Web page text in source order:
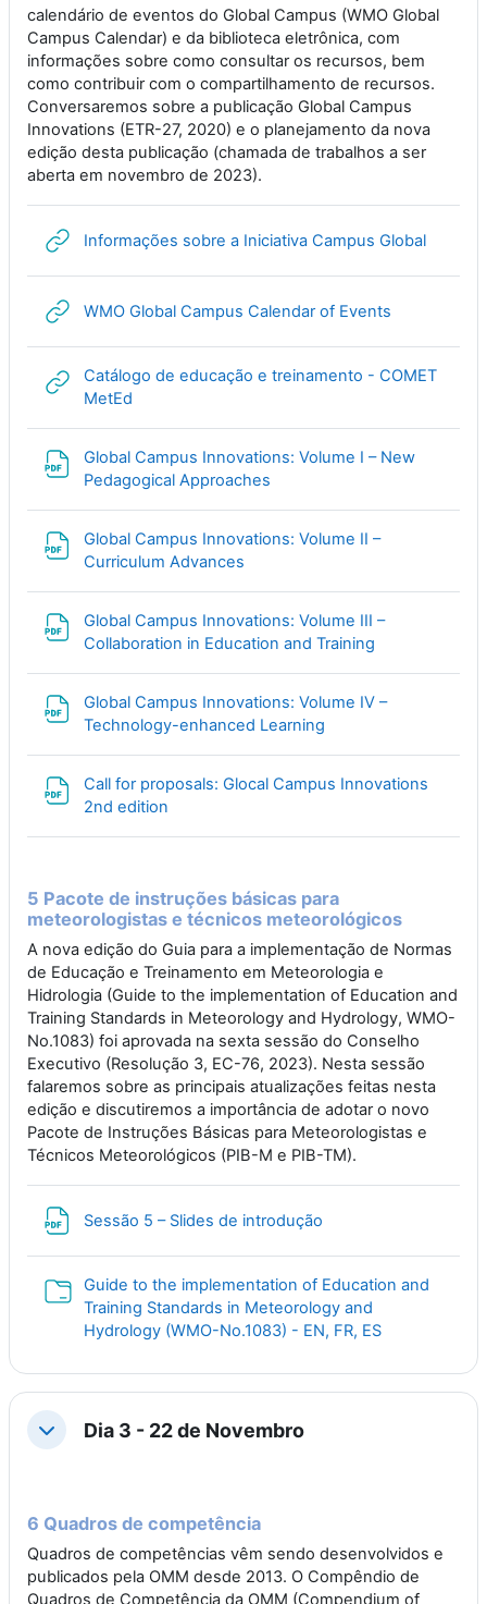
calendário de eventos do Global Campus (WMO Global
Campus Calendar) e da biblioteca eletrônica, com
informações sobre como consultar os recursos, bem
como contribuir com o compartilhamento de recursos.
Conversaremos sobre a publicação Global Campus
Innovations (ETR-27, 2020) e o planejamento da nova
edição desta publicação (chamada de trabalhos a ser
aberta em novembro de 2023).
Informações sobre a Iniciativa Campus GlobalURL
WMO Global Campus Calendar of Events
Catálogo de educação e treinamento - COMET
MetEd
Global Campus Innovations: Volume I – New
Pedagogical Approaches
Global Campus Innovations: Volume II –
Curriculum Advances
Global Campus Innovations: Volume III –
Collaboration in Education and Training
Global Campus Innovations: Volume IV –
Technology-enhanced Learning
Call for proposals: Glocal Campus Innovations
2nd edition
5 Pacote de instruções básicas para
meteorologistas e técnicos meteorológicos
A nova edição do Guia para a implementação de Normas
de Educação e Treinamento em Meteorologia e
Hidrologia (Guide to the implementation of Education and
Training Standards in Meteorology and Hydrology, WMO-
No.1083) foi aprovada na sexta sessão do Conselho
Executivo (Resolução 3, EC-76, 2023). Nesta sessão
falaremos sobre as principais atualizações feitas nesta
edição e discutiremos a importância de adotar o novo
Pacote de Instruções Básicas para Meteorologistas e
Técnicos Meteorológicos (PIB-M e PIB-TM).
Sessão 5 – Slides de introdução
Guide to the implementation of Education and
Training Standards in Meteorology and
Hydrology (WMO-No.1083) - EN, FR, ESFolder
CollapseDia 3 - 22 de Novembro
6 Quadros de competência
Quadros de competências vêm sendo desenvolvidos e
publicados pela OMM desde 2013. O Compêndio de
Quadros de Competência da OMM (Compendium of